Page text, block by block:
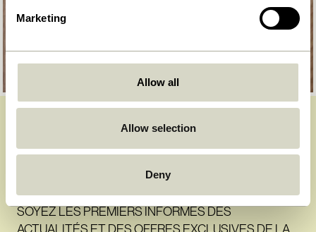
Marketing
Allow all
Allow selection
Deny
DEVENEZ MEMBRE DE
LA COMMUNAUTÉ
HÜBSCH
SOYEZ LES PREMIERS INFORMÉS DES
ACTUALITÉS ET DES OFFRES EXCLUSIVES DE LA